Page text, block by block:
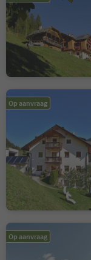
Op aanvraag
Op aanvraag